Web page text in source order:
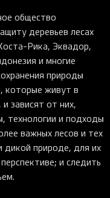
общество
деревьев лесах
Рика, Эквадор,
и многие
природы
которые живут в
зависят от них,
технологии и подходы
важных лесов и тех
дикой природе, для их
и следить